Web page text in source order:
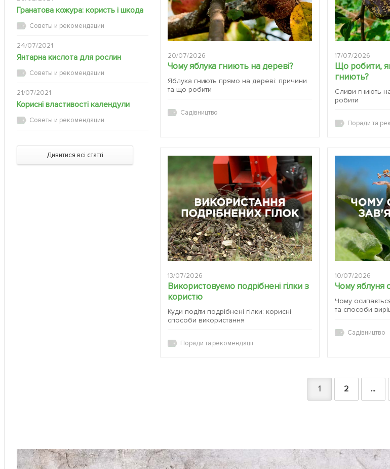
Гранатова кожура: користь і шкода
Советы и рекомендации
24/07/2021
Янтарна кислота для рослин
Советы и рекомендации
21/07/2021
Корисні властивості календули
Советы и рекомендации
Дивитися всі статті
20/07/2026
Чому яблука гниють на дереві?
Яблука гниють прямо на дереві: причини
та що робити
Садівництво
17/07/2026
Що робити,
гниють?
Сливи гниють
робити
Поради та
13/07/2026
Використовуємо подрібнені гілки з
користю
Куди подіти подрібнені гілки: корисні
способи використання
Поради та рекомендації
10/07/2026
Чому яблуня
Чому
та способи
Садівництво
1 2 ...